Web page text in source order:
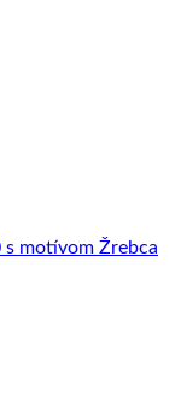
s motívom Žrebca